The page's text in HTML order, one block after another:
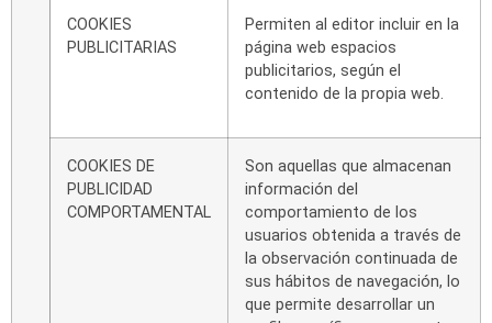
COOKIES
PUBLICITARIAS
Permiten al editor incluir en la
página web espacios
publicitarios, según el
contenido de la propia web.
COOKIES DE
PUBLICIDAD
COMPORTAMENTAL
Son aquellas que almacenan
información del
comportamiento de los
usuarios obtenida a través de
la observación continuada de
sus hábitos de navegación, lo
que permite desarrollar un